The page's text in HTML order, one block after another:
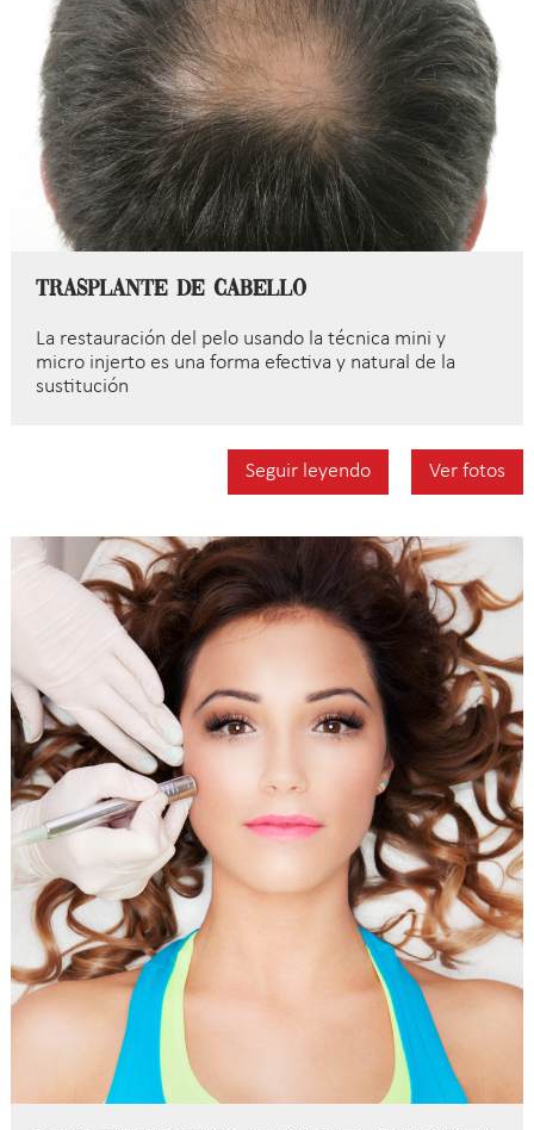
Trasplante de Cabello
La restauración del pelo usando la técnica mini y
micro injerto es una forma efectiva y natural de la
sustitución
Seguir leyendo Ver fotos